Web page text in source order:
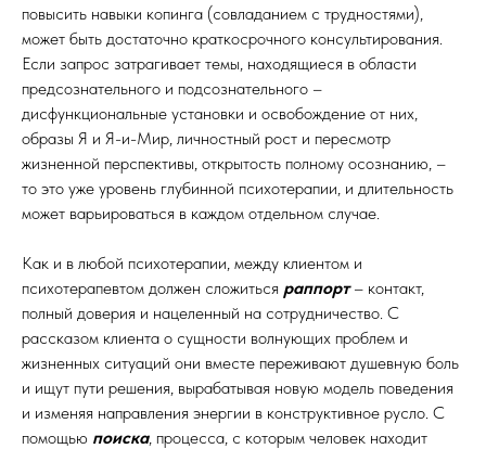
повысить навыки копинга (совладанием с трудностями),
может быть достаточно краткосрочного консультирования.
Если запрос затрагивает темы, находящиеся в области
предсознательного и подсознательного –
дисфункциональные установки и освобождение от них,
образы Я и Я-и-Мир, личностный рост и пересмотр
жизненной перспективы, открытость полному осознанию, –
то это уже уровень глубинной психотерапии, и длительность
может варьироваться в каждом отдельном случае.
Как и в любой психотерапии, между клиентом и
психотерапевтом должен сложиться раппорт– контакт,
полный доверия и нацеленный на сотрудничество. С
рассказом клиента о сущности волнующих проблем и
жизненных ситуаций они вместе переживают душевную боль
и ищут пути решения, вырабатывая новую модель поведения
и изменяя направления энергии в конструктивное русло. С
помощью поиска, процесса, с которым человек находит